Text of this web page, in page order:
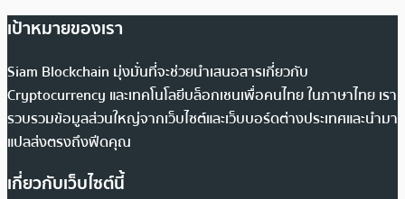
เป้าหมายของเรา
Siam Blockchain มุ่งมั่นที่จะช่วยนำเสนอสารเกี่ยวกับ
Cryptocurrency และเทคโนโลยีบล็อกเชนเพื่อคนไทย ในภาษาไทย เรา
รวบรวมข้อมูลส่วนใหญ่จากเว็บไซต์และเว็บบอร์ดต่างประเทศและนำมา
แปลส่งตรงถึงฟีดคุณ
เกี่ยวกับเว็บไซต์นี้